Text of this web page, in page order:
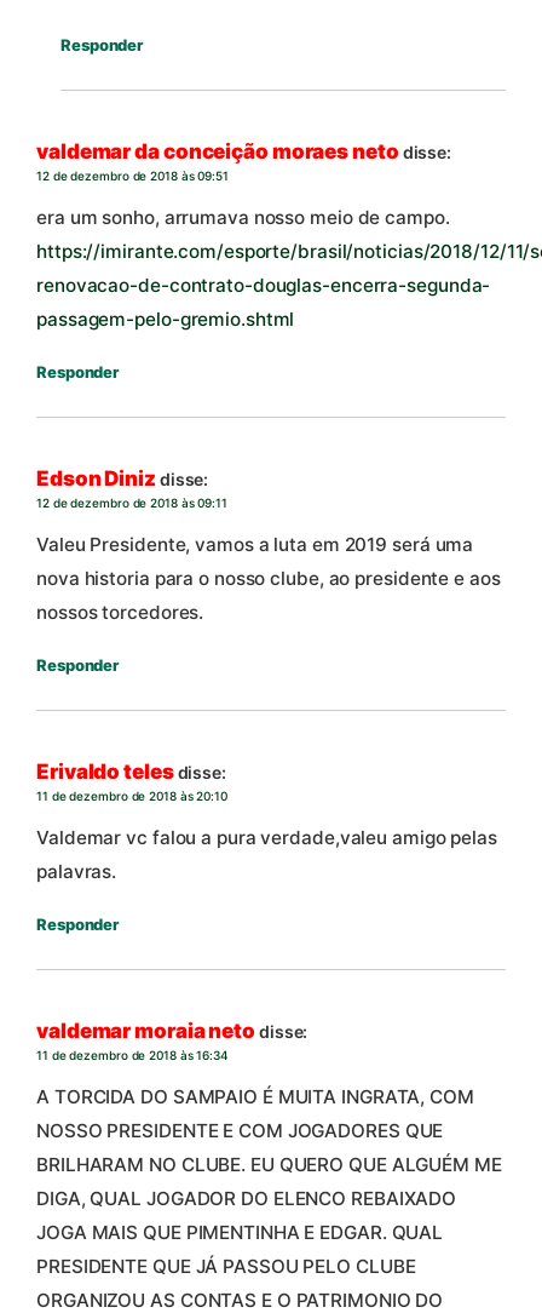
Responder
valdemar da conceição moraes neto disse:
12 de dezembro de 2018 às 09:51
era um sonho, arrumava nosso meio de campo.
https://imirante.com/esporte/brasil/noticias/2018/12/11/
renovacao-de-contrato-douglas-encerra-segunda-
passagem-pelo-gremio.shtml
Responder
Edson Diniz disse:
12 de dezembro de 2018 às 09:11
Valeu Presidente, vamos a luta em 2019 será uma
nova historia para o nosso clube, ao presidente e aos
nossos torcedores.
Responder
Erivaldo telesdisse:
11 de dezembro de 2018 às 20:10
Valdemar vc falou a pura verdade,valeu amigo pelas
palavras.
Responder
valdemar moraia neto disse:
11 de dezembro de 2018 às 16:34
A TORCIDA DO SAMPAIO É MUITA INGRATA, COM
NOSSO PRESIDENTE E COM JOGADORES QUE
BRILHARAM NO CLUBE. EU QUERO QUE ALGUÉM ME
DIGA, QUAL JOGADOR DO ELENCO REBAIXADO
JOGA MAIS QUE PIMENTINHA E EDGAR. QUAL
PRESIDENTE QUE JÁ PASSOU PELO CLUBE
ORGANIZOU AS CONTAS E O PATRIMONIO DO